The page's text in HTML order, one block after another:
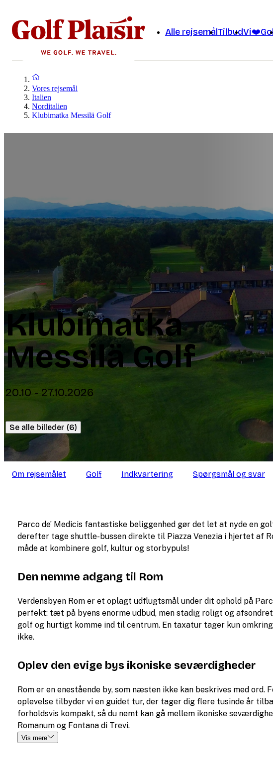
Alle rejsemålTilbud
Vores rejsemål
Italien
Norditalien
Klubimatka Messilä Golf
Klubimatka
Messilä Golf
20.10 - 27.10.2026
Se alle billeder (6)
Om rejsemålet Golf Indkvartering Spørgsmål og svar
Parco de’ Medicis fantastiske beliggenhed gør det let at nyde en
derefter tage shuttle-bussen direkte til Piazza Venezia i hjertet af
måde at kombinere golf, kultur og storbypuls!
Den nemme adgang til Rom
Verdensbyen Rom er et oplagt udflugtsmål under dit ophold på
perfekt: tæt på byens enorme udbud, men stadig roligt og
golf og hurtigt komme ind til centrum. En taxatur tager kun
ikke.
Oplev den evige bys ikoniske seværdigheder
Rom er en enestående by, som næsten ikke kan beskrives med ord.
oplevelse tilbyder vi en guidet tur, der tager dig flere tusinde år
forholdsvis kompakt, så du nemt kan gå mellem ikoniske
Romanum og Fontana di Trevi.
Vis mere